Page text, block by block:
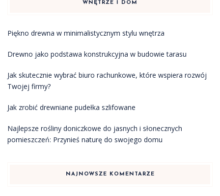
WNĘTRZE I DOM
Piękno drewna w minimalistycznym stylu wnętrza
Drewno jako podstawa konstrukcyjna w budowie tarasu
Jak skutecznie wybrać biuro rachunkowe, które wspiera rozwój
Twojej firmy?
Jak zrobić drewniane pudełka szlifowane
Najlepsze rośliny doniczkowe do jasnych i słonecznych
pomieszczeń: Przynieś naturę do swojego domu
NAJNOWSZE KOMENTARZE